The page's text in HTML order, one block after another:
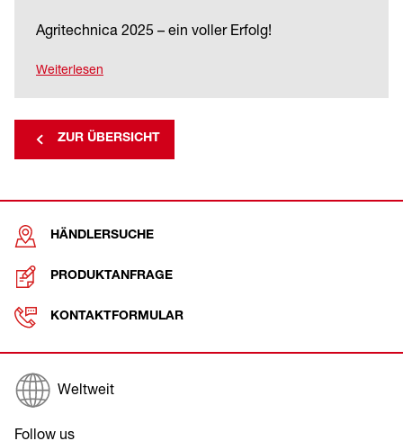
Agritechnica 2025 – ein voller Erfolg!
Weiterlesen
ZUR ÜBERSICHT
HÄNDLERSUCHE
PRODUKTANFRAGE
KONTAKTFORMULAR
Weltweit
Follow us